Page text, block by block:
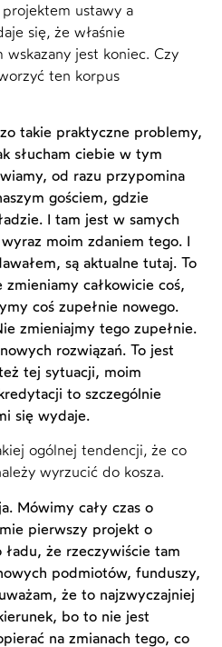
ustawy a
się, że właśnie
jest koniec. Czy
ten korpus
takie praktyczne problemy,
słucham ciebie w tym
od razu przypomina
gościem, gdzie
I tam jest w samych
moim zdaniem tego. I
są aktualne tutaj. To
całkowicie coś,
coś zupełnie nowego.
zmieniajmy tego zupełnie.
rozwiązań. To jest
tej sytuacji, moim
to szczególnie
się wydaje.
ogólnej tendencji, że co
wyrzucić do kosza.
Mówimy cały czas o
pierwszy projekt o
ładu, że rzeczywiście tam
podmiotów, funduszy,
że to najzwyczajniej
bo to nie jest
na zmianach tego, co